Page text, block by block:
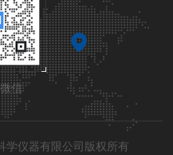
信
仪器有限公司版权所有